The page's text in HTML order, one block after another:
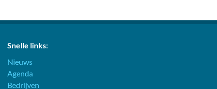
Snelle links:
Nieuws
Agenda
Bedrijven